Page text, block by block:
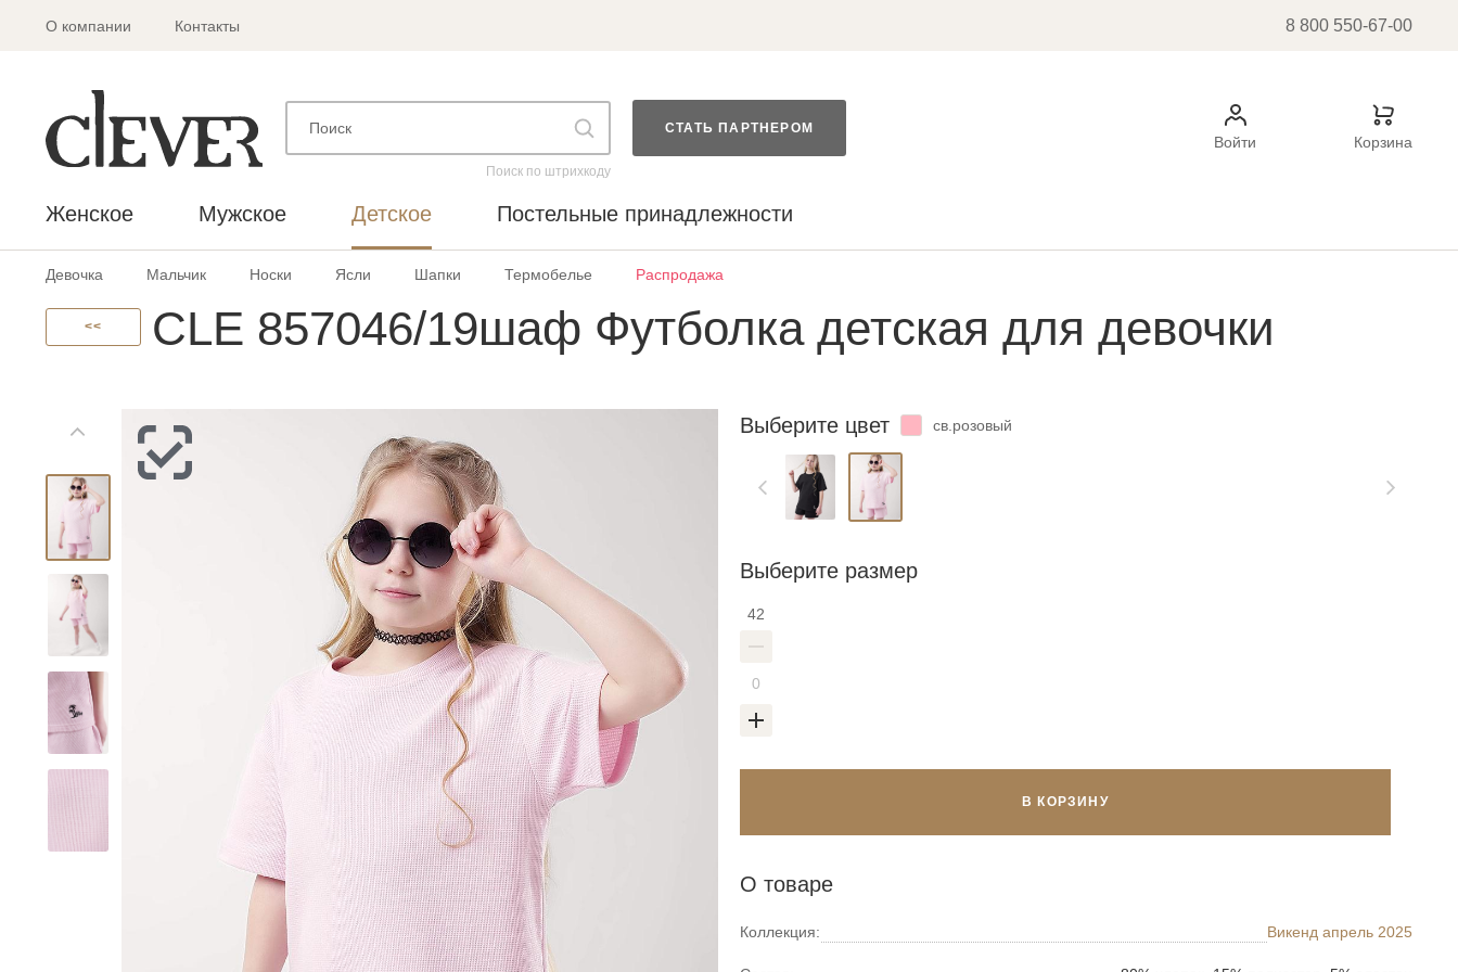
О компании Контакты 8 800 550-67-00
Поиск по штрихкоду
СТАТЬ ПАРТНЕРОМ
Войти Корзина
Женское Мужское Детское Постельные принадлежности
Девочка Мальчик Носки Ясли Шапки Термобелье Распродажа
<< CLE 857046/19шаф Футболка детская для девочки
Выберите цвет св.розовый
Выберите размер
42
В КОРЗИНУ
О товаре
Коллекция: Викенд апрель 2025